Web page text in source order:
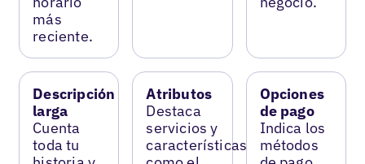
más
reciente.
Descripción
larga
Cuenta
toda tu
Atributos
Destaca
servicios y
características
Opciones
de pago
Indica los
métodos